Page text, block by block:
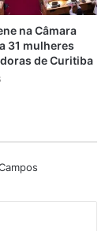
na Câmara
31 mulheres
de Curitiba